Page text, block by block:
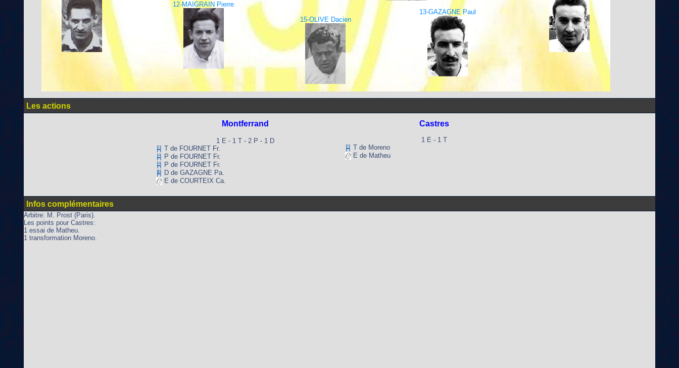
12-MAIGRAIN Pierre
13-GAZAGNE Paul
15-OLIVE Dacien
Les actions
Montferrand
1 E - 1 T - 2 P - 1 D
T de FOURNET Fr.
P de FOURNET Fr.
P de FOURNET Fr.
D de GAZAGNE Pa.
E de COURTEIX Ca.
Castres
1 E - 1 T
T de Moreno
E de Matheu
Infos complémentaires
Arbitre: M. Prost (Paris).
Les points pour Castres:
1 essai de Matheu.
1 transformation Moreno.